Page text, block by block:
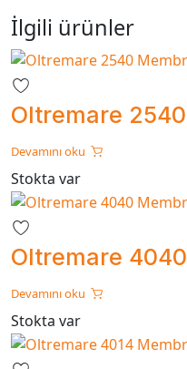
İlgili ürünler
Oltremare
Devamını oku
Stokta var
Oltremare
Devamını oku
Stokta var